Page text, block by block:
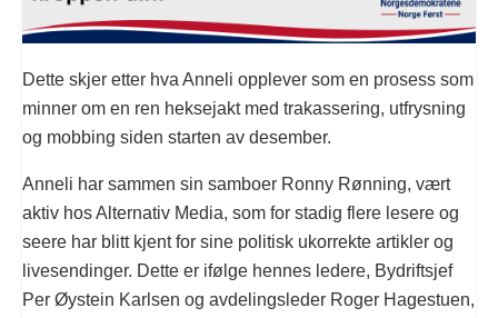
Dette skjer etter hva Anneli opplever som en prosess som
minner om en ren heksejakt med trakassering, utfrysning
og mobbing siden starten av desember.
Anneli har sammen sin samboer Ronny Rønning, vært
aktiv hos Alternativ Media, som for stadig flere lesere og
seere har blitt kjent for sine politisk ukorrekte artikler og
livesendinger. Dette er ifølge hennes ledere, Bydriftsjef
Per Øystein Karlsen og avdelingsleder Roger Hagestuen,